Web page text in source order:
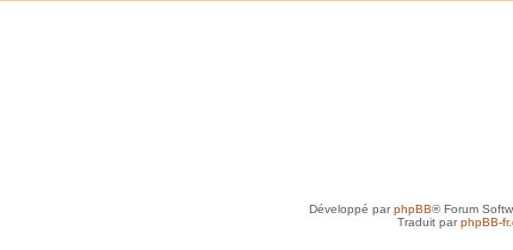
Développé parphpBB® Forum
Traduit parphpBB-